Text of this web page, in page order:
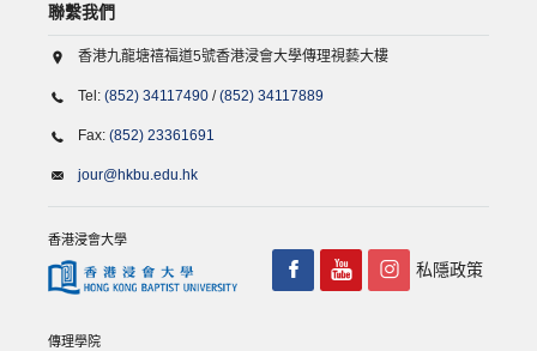
聯繫我們
香港九龍塘禧福道5號香港浸會大學傳理視藝大樓
Tel: (852) 34117490 /(852) 34117889
Fax: (852) 23361691
jour@hkbu.edu.hk
香港浸會大學
傳理學院
私隱政策